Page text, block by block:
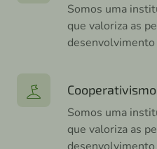
Somos uma
que valoriza as
desenvolvimento
Somos uma
que valoriza as